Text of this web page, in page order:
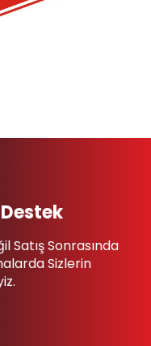
Satış Sonrasında
Sizlerin